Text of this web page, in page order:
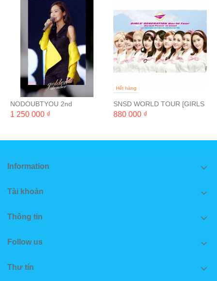
NODOUBTYOU 2nd
Photobook 'GOLDEN
1 250 000 ₫
Hết hàng
SNSD WORLD TOUR [GIRLS
& PEACE IN SEOUL]
880 000 ₫
Information
Tài khoản
Thông tin
Follow us
Thư tín